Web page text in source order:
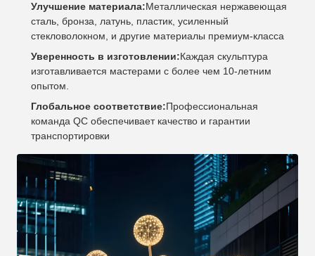
Улучшение материала:Металлическая нержавеющая
сталь, бронза, латунь, пластик, усиленный
стекловолокном, и другие материалы премиум-класса
Уверенность в изготовлении:Каждая скульптура
изготавливается мастерами с более чем 10-летним
опытом.
Глобальное соответствие:Профессиональная
команда QC обеспечивает качество и гарантии
транспортировки